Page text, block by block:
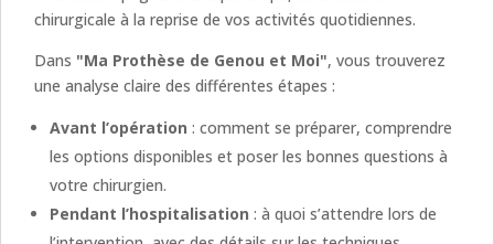
chirurgicale à la reprise de vos activités quotidiennes.
Dans "Ma Prothèse de Genou et Moi", vous trouverez
une analyse claire des différentes étapes :
Avant l’opération : comment se préparer, comprendre
les options disponibles et poser les bonnes questions à
votre chirurgien.
Pendant l’hospitalisation : à quoi s’attendre lors de